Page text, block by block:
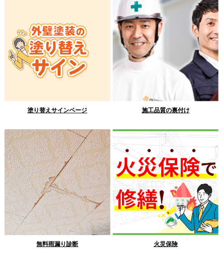
塗り替えサインページ 施工品質の裏付け
無料雨漏り診断 火災保険